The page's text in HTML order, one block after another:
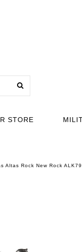
STORE
Altas Rock New Rock